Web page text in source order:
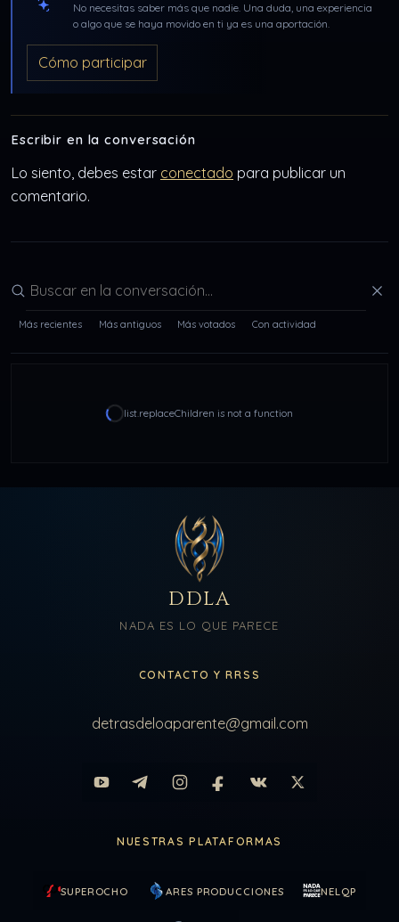
No necesitas saber más que nadie. Una duda, una experiencia
o algo que se haya movido en ti ya es una aportación.
Cómo participar
Escribir en la conversación
Lo siento, debes estar conectado para publicar un
comentario.
Buscar en la conversación
Más recientes Más antiguos Más votados Con actividad
list.replaceChildren is not a function
DDLA
NADA ES LO QUE PARECE
CONTACTO Y RRSS
detrasdeloaparente@gmail.com
NUESTRAS PLATAFORMAS
SUPEROCHO ARES PRODUCCIONES NELQP